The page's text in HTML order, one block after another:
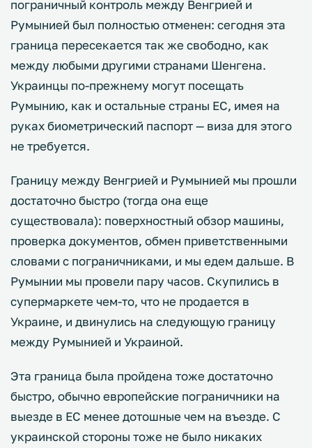
пограничный контроль между Венгрией и
Румынией был полностью отменен: сегодня эта
граница пересекается так же свободно, как
между любыми другими странами Шенгена.
Украинцы по-прежнему могут посещать
Румынию, как и остальные страны ЕС, имея на
руках биометрический паспорт — виза для этого
не требуется.
Границу между Венгрией и Румынией мы прошли
достаточно быстро (тогда она еще
существовала): поверхностный обзор машины,
проверка документов, обмен приветственными
словами с пограничниками, и мы едем дальше. В
Румынии мы провели пару часов. Скупились в
супермаркете чем-то, что не продается в
Украине, и двинулись на следующую границу
между Румынией и Украиной.
Эта граница была пройдена тоже достаточно
быстро, обычно европейские пограничники на
выезде в ЕС менее дотошные чем на въезде. С
украинской стороны тоже не было никаких